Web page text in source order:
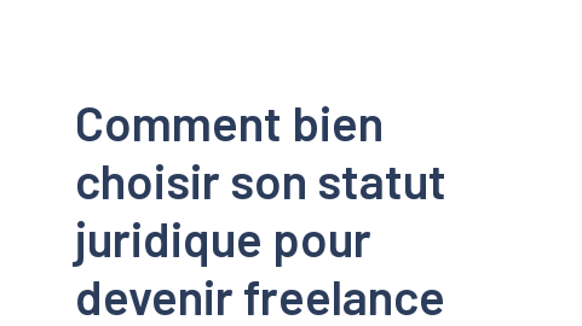
Comment bien
choisir son statut
juridique pour
devenir freelance